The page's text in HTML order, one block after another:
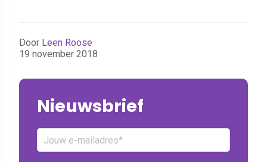
Door Leen Roose
19 november 2018
Nieuwsbrief